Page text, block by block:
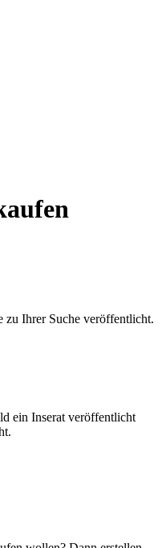
zu Ihrer Suche veröffentlicht.
ein Inserat veröffentlicht